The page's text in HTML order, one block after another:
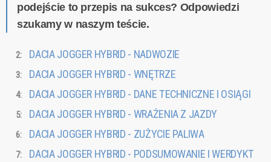
podejście to przepis na sukces? Odpowiedzi
szukamy w naszym teście.
DACIA JOGGER HYBRID - NADWOZIE
DACIA JOGGER HYBRID - WNĘTRZE
DACIA JOGGER HYBRID - DANE TECHNICZNE I OSIĄGI
DACIA JOGGER HYBRID - WRAŻENIA Z JAZDY
DACIA JOGGER HYBRID - ZUŻYCIE PALIWA
DACIA JOGGER HYBRID - PODSUMOWANIE I WERDYKT